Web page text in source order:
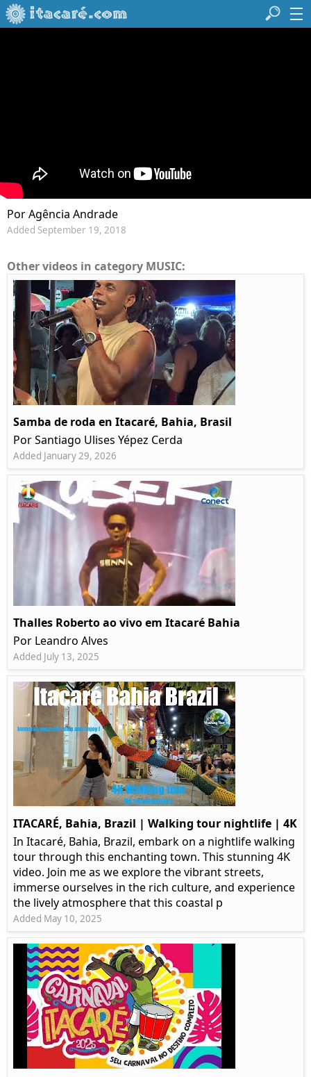
Por Agência Andrade
Added September 19, 2018
Other videos in category MUSIC:
Samba de roda en Itacaré, Bahia, Brasil
Por Santiago Ulises Yépez Cerda
Added January 29, 2026
Thalles Roberto ao vivo em Itacaré Bahia
Por Leandro Alves
Added July 13, 2025
ITACARÉ, Bahia, Brazil | Walking tour nightlife | 4K
In Itacaré, Bahia, Brazil, embark on a nightlife walking
tour through this enchanting town. This stunning 4K
video. Join me as we explore the vibrant streets,
immerse ourselves in the rich culture, and experience
the lively atmosphere that this coastal p
Added May 10, 2025